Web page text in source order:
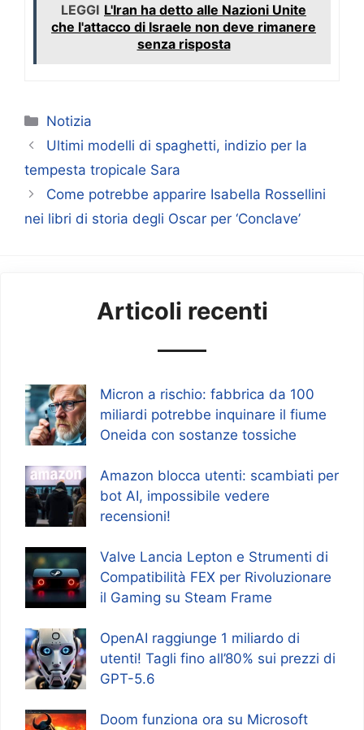
LEGGI L'Iran ha detto alle Nazioni Unite
che l'attacco di Israele non deve rimanere
senza risposta
Categorie
Notizia
Ultimi modelli di spaghetti, indizio per la
tempesta tropicale Sara
Come potrebbe apparire Isabella Rossellini
nei libri di storia degli Oscar per ‘Conclave’
Articoli recenti
Micron a rischio: fabbrica da 100
miliardi potrebbe inquinare il fiume
Oneida con sostanze tossiche
Amazon blocca utenti: scambiati per
bot AI, impossibile vedere
recensioni!
Valve Lancia Lepton e Strumenti di
Compatibilità FEX per Rivoluzionare
il Gaming su Steam Frame
OpenAI raggiunge 1 miliardo di
utenti! Tagli fino all’80% sui prezzi di
GPT-5.6
Doom funziona ora su Microsoft